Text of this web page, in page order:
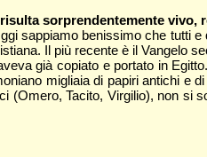
sorprendentemente vivo,
sappiamo benissimo che tutti
Il più recente è il Vangelo
già copiato e portato in
migliaia di papiri antichi e
Tacito, Virgilio), non